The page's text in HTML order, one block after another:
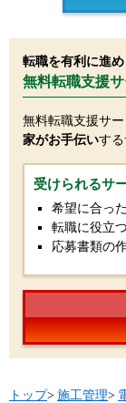
転職を有利に進め
無料転職支援
無料転職支援サ
家がお手伝いする
受けられるサ
希望に合っ
転職に役立
応募書類の
トップ> 施工管理>